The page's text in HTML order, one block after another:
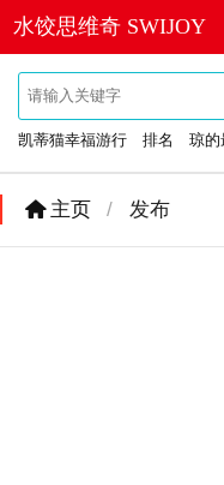
水饺思维奇 SWIJOY
凯蒂猫幸福游行 排名 琼的
主页 / 发布